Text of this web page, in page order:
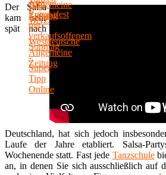
Der Salsa
kam sehr
spät nach
Deutschland, hat sich jedoch
Laufe der Jahre etabliert. Salsa-
Wochenende statt. Fast jede Tanzschule
an, in denen Sie sich ausschließlich auf